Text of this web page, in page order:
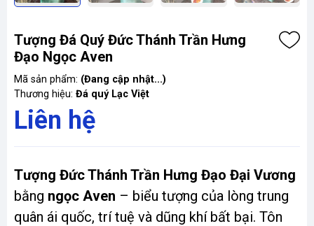
Tượng Đá Quý Đức Thánh Trần Hưng
Đạo Ngọc Aven
Mã sản phẩm: (Đang cập nhật...)
Thương hiệu: Đá quý Lạc Việt
Liên hệ
Tượng Đức Thánh Trần Hưng Đạo Đại Vương
bằng ngọc Aven – biểu tượng của lòng trung
quân ái quốc, trí tuệ và dũng khí bất bại. Tôn